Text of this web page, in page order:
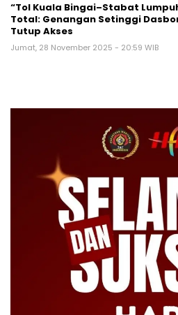
“Tol Kuala Bingai–Stabat
Total: Genangan Setinggi
Tutup Akses
Jumat, 28 November 2025 - 20:59 WIB